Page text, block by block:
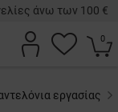
άνω των 100 €
0
εργασίας